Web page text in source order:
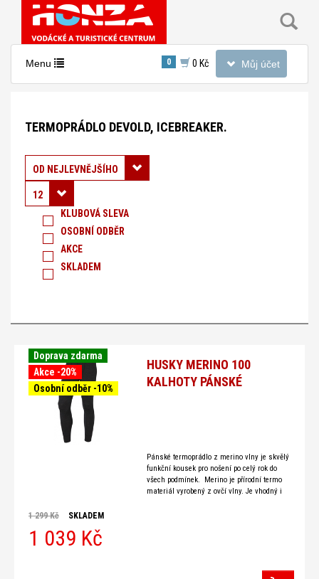
Toggle
navigation
Můj účet
Toggle
Menu 0 0 Kč
Termoprádlo
Devold,
Icebreaker.
TERMOPRÁDLO DEVOLD, ICEBREAKER.
Řadit podle:
OD NEJLEVNĚJŠÍHO
12
KLUBOVÁ SLEVA
OSOBNÍ ODBĚR
AKCE
SKLADEM
HUSKY MERINO 100
KALHOTY PÁNSKÉ
Doprava zdarma
Akce -20%
Osobní odběr -10%
Pánské termoprádlo z merino vlny je skvělý
funkční kousek pro nošení po celý rok do
všech podmínek. Merino je přírodní termo
materiál vyrobený z ovčí vlny. Je vhodný i
1 299 Kč SKLADEM
1 039 Kč